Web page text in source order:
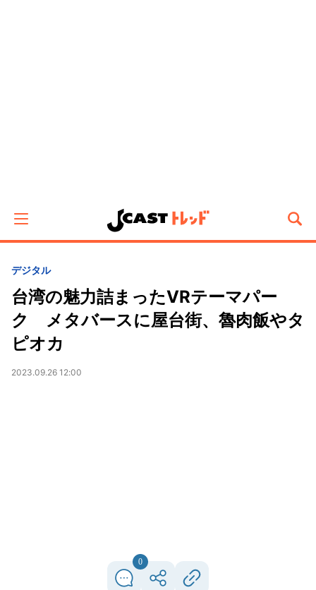
デジタル
台湾の魅力詰まったVRテーマパー
ク メタバースに屋台街、魯肉飯やタ
ピオカ
2023.09.26 12:00
0